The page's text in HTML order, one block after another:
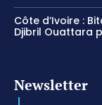
Côte d’Ivoire :
Djibril Ouattara
Newsletter